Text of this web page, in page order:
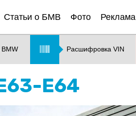
Статьи о БМВ Фото Реклама
BMW Расшифровка VIN
E64